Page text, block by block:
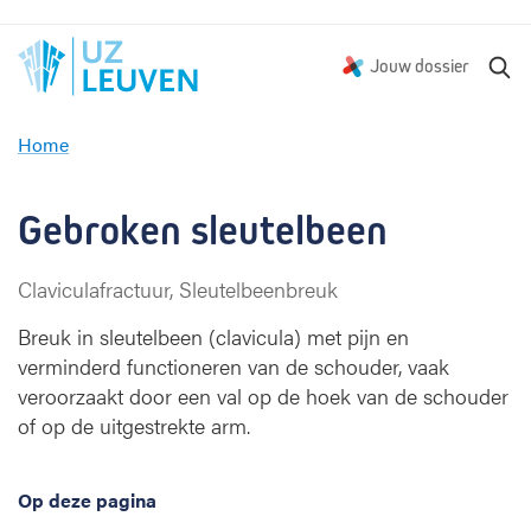
Jouw dossier
Home
r
k
n
s
l
e
e
Gebroken sleutelbeen
Claviculafractuur, Sleutelbeenbreuk
Breuk in sleutelbeen (clavicula) met pijn en
verminderd functioneren van de schouder, vaak
veroorzaakt door een val op de hoek van de schouder
of op de uitgestrekte arm.
Op deze pagina